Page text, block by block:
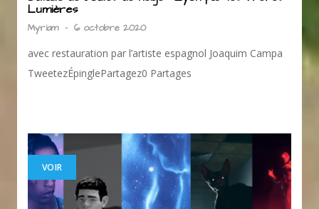
Lumières
Myriam - 6 octobre 2020
avec restauration par l’artiste espagnol Joaquim Campa
TweetezÉpinglePartagez0 Partages
VOIR